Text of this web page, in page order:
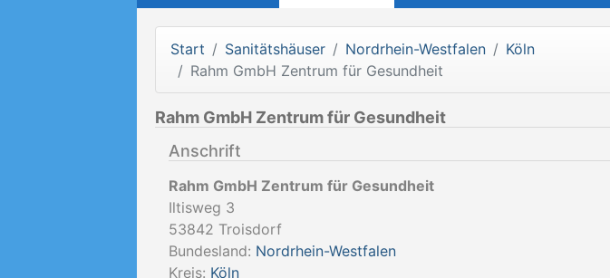
Start Sanitätshäuser Nordrhein-Westfalen
Köln
Rahm GmbH Zentrum für Gesundheit
Rahm GmbH Zentrum für Gesundheit
Anschrift
Rahm GmbH Zentrum für Gesundheit
Iltisweg 3
53842 Troisdorf
Bundesland: Nordrhein-Westfalen
Kreis: Köln